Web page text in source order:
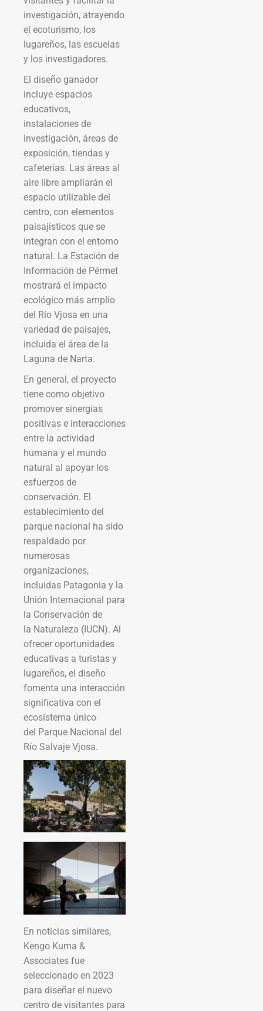
investigación, atrayendo
el ecoturismo, los
lugareños, las escuelas
y los investigadores.
El diseño ganador
incluye espacios
educativos,
instalaciones de
investigación, áreas de
exposición, tiendas y
cafeterías. Las áreas al
aire libre ampliarán el
espacio utilizable del
centro, con elementos
paisajísticos que se
integran con el entorno
natural. La Estación de
Información de Përmet
mostrará el impacto
ecológico más amplio
del Río Vjosa en una
variedad de paisajes,
incluida el área de la
Laguna de Narta.
En general, el proyecto
tiene como objetivo
promover sinergias
positivas e interacciones
entre la actividad
humana y el mundo
natural al apoyar los
esfuerzos de
conservación. El
establecimiento del
parque nacional ha sido
respaldado por
numerosas
organizaciones,
incluidas Patagonia y la
Unión Internacional para
la Conservación de
la Naturaleza (IUCN). Al
ofrecer oportunidades
educativas a turistas y
lugareños, el diseño
fomenta una interacción
significativa con el
ecosistema único
del Parque Nacional del
Río Salvaje Vjosa.
En noticias similares,
Kengo Kuma &
Associates fue
seleccionado en 2023
para diseñar el nuevo
centro de visitantes para